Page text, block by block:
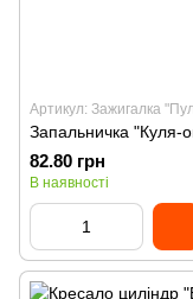
Артикул: Зажигалка
Запальничка "Куля-
82.80 грн
В наявності